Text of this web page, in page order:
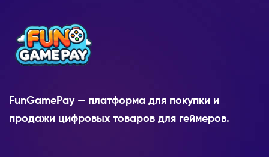
FunGamePay — платформа для покупки и
продажи цифровых товаров для геймеров.